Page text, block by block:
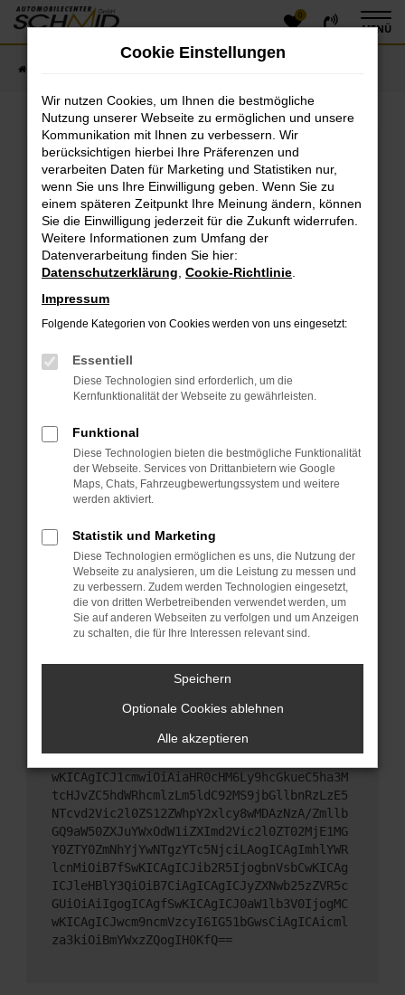
Zum
Hauptinhalt
0
MENÜ
Fehler: Network Error
Beim Laden ist ein Fehler aufgetreten.
Hier sind ein paar Tipps, die dir helfen können:
Überprüfe deine Firewall und deine
Internetverbindung.
Laden andere Webseiten, zum Beispiel deine
Suchmaschine?
Prüfe deine Browsererweiterungen.
das Laden bestimmter Seiten verhindern.
Funktioniert die Seite in einem anderen Browser
oder in einem privaten Fenster?
Das kann manchmal helfen, vorübergehende
Probleme zu beheben.
Stelle sicher, dass dein Browser und dein
Betriebssystem auf dem neuesten Stand sind.
Sicherheitsrisiko, sondern kann auch dazu führen,
dass bestimmte Funktionen nicht mehr
unterstützt werden.
Wende dich an den Webseitenbetreiber.
Wenn du alle oben genannten Schritte versucht
hast, kontaktiere uns bitte. Wir werden versuchen,
das Problem zu beheben. Du kannst uns diesen
Text schicken, um uns bei der Fehlersuche zu
unterstützen:
ewogICJuYW1lIjogIk5ldHdvcmtFcnJvciIsCiAgI
mNvbmZpZyI6IHsKICAgICJtZXRob2QiOiAiR0VUIi
wKICAgICJ1cmwiOiAiaHR0cHM6Ly9hcGkueC5ha3M
tcHJvZC5hdWRhcmlzLm5ldC92MS9jbGllbnRzLzE5
NTcvd2Vic2l0ZS12ZWhpY2xlcy8wMDAzNzA/Zmllb
GQ9aW50ZXJuYWxOdW1iZXImd2Vic2l0ZT02MjE1MG
Y0ZTY0ZmNhYjYwNTgzYTc5NjciLAogICAgImhlYWR
lcnMiOiB7fSwKICAgICJib2R5IjogbnVsbCwKICAg
ICJleHBlY3QiOiB7CiAgICAgICJyZXNwb25zZVR5c
GUiOiAiIgogICAgfSwKICAgICJ0aW1lb3V0IjogMC
wKICAgICJwcm9ncmVzcyI6IG51bGwsCiAgICAicml
za3kiOiBmYWxzZQogIH0KfQ==
Cookie Einstellungen
Wir nutzen Cookies, um Ihnen die bestmögliche
Nutzung unserer Webseite zu ermöglichen und unsere
Kommunikation mit Ihnen zu verbessern. Wir
berücksichtigen hierbei Ihre Präferenzen und
verarbeiten Daten für Marketing und Statistiken nur,
wenn Sie uns Ihre Einwilligung geben. Wenn Sie zu
einem späteren Zeitpunkt Ihre Meinung ändern, können
Sie die Einwilligung jederzeit für die Zukunft widerrufen.
Weitere Informationen zum Umfang der
Datenverarbeitung finden Sie hier:
Datenschutzerklärung Cookie-Richtlinie
Impressum
Folgende Kategorien von Cookies werden von uns eingesetzt:
Essentiell
Diese Technologien sind erforderlich, um die
Kernfunktionalität der Webseite zu gewährleisten.
Funktional
Diese Technologien bieten die bestmögliche Funktionalität
der Webseite. Services von Drittanbietern wie Google
Maps, Chats, Fahrzeugbewertungssystem und weitere
werden aktiviert.
Statistik und Marketing
Diese Technologien ermöglichen es uns, die Nutzung der
Webseite zu analysieren, um die Leistung zu messen und
zu verbessern. Zudem werden Technologien eingesetzt,
die von dritten Werbetreibenden verwendet werden, um
Sie auf anderen Webseiten zu verfolgen und um Anzeigen
zu schalten, die für Ihre Interessen relevant sind.
Speichern
Optionale Cookies ablehnen
Alle akzeptieren